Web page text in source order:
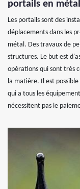
portails en métal
Les portails sont des
déplacements dans les
métal. Des travaux de
structures. Le but est
opérations qui sont très
la matière. Il est possible
qui a tous les
nécessitent pas le